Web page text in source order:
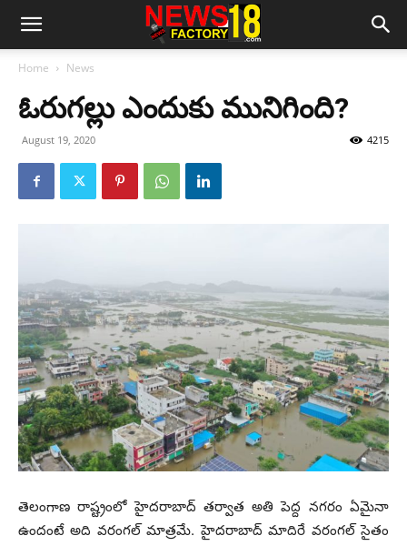
Home News
ఓరుగల్లు ఎందుకు మునిగింది?
August 19, 2020 4215
తెలంగాణ రాష్ట్రంలో హైదరాబాద్ తర్వాత అతి పెద్ద నగరం ఏమైనా
ఉందంటే అది వరంగల్ మాత్రమే. హైదరాబాద్ మాదిరే వరంగల్ సైతం